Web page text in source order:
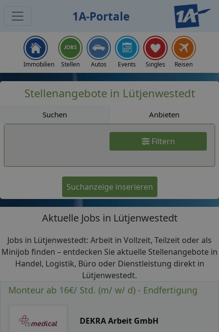
1A-Portale
Immobilien Stellen Autos Events Singles Reisen
Stellenangebote in Lütjenwestedt
Suchen Anbieten
Filtern
Suchanzeige inserieren
Aktuelle Jobs in Lütjenwestedt
Jobs in Lütjenwestedt: Arbeit in Vollzeit, Teilzeit oder als
Minijob finden – entdecken Sie aktuelle Stellenangebote in
Handel, Logistik, Büro oder Dienstleistung direkt in
Lütjenwestedt.
Monteur ab 16€/ Std. (m/ w/ d) - Endfertigung
DEKRA Arbeit GmbH